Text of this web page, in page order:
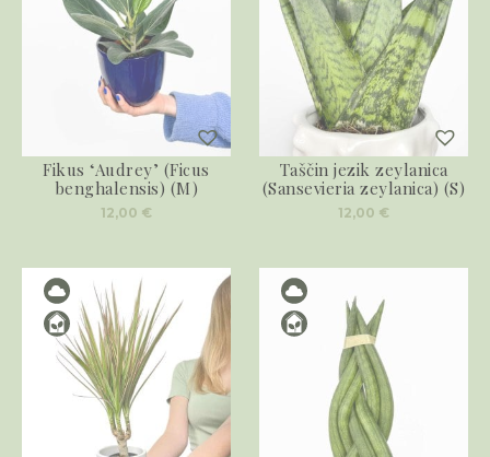
Fikus ‘Audrey’ (Ficus
benghalensis) (M)
12,00 €
Taščin jezik zeylanica
(Sansevieria zeylanica) (S)
12,00 €